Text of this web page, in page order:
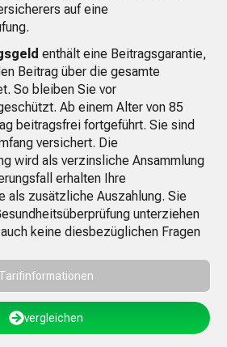
auf eine
enthält eine Beitragsgarantie,
Beitrag über die gesamte
So bleiben Sie vor
Ab einem Alter von 85
beitragsfrei fortgeführt. Sie sind
versichert. Die
wird als verzinsliche Ansammlung
erhalten Ihre
als zusätzliche Auszahlung. Sie
unterziehen
keine diesbezüglichen Fragen
Tarifinformationen
vergleichen